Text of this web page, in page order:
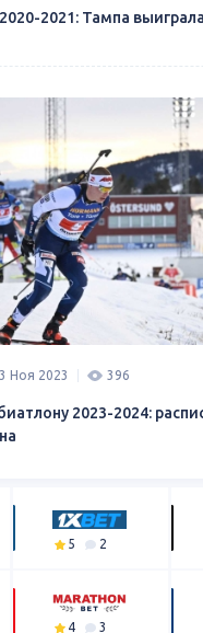
2021: Тампа
Ноя 2023 396
2023-2024:
5 2
4 3